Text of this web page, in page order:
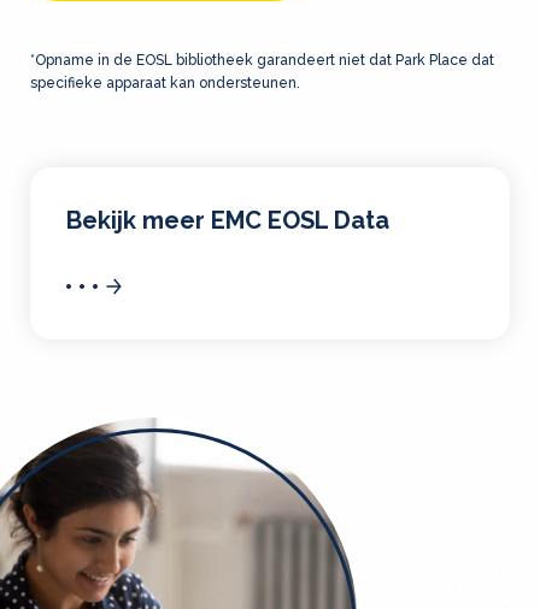
*Opname in de EOSL bibliotheek garandeert niet dat Park Place dat
specifieke apparaat kan ondersteunen.
Bekijk meer EMC EOSL Data